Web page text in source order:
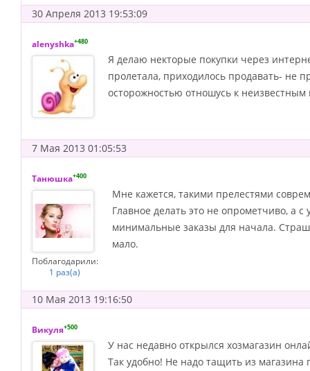
30 Апреля 2013 19:53:09
alenyshka+480
Я делаю некторые покупки через
пролетала, приходилось продавать- не
осторожностью отношусь к
7 Мая 2013 01:05:53
Танюшка+400
Поблагодарили:
1 раз(а)
Мне кажется, такими прелестями
Главное делать это не опрометчиво, а
минимальные заказы для начала.
мало.
10 Мая 2013 19:16:50
Викуля+500
У нас недавно открылся хозмагазин
Так удобно! Не надо тащить из